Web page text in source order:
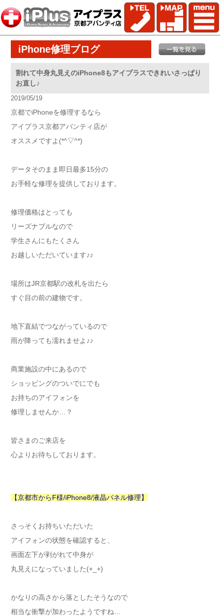
iPhone修理ブログ
割れて中身丸見えのiPhone8もアイプラスできれいさっぱり
お直し♪
2019/05/19
京都でiPhoneを修理するなら
アイプラス京都アバンティ店が
オススメですよ(*^▽^*)
データそのまま即日最多15分の
お手軽な修理を提供しております。
修理価格はとっても
リーズナブルなので
学生さんにもたくさん
お越しいただいています♪♪
場所はJR京都駅の改札を出たら
すぐ目の前の建物です。
地下直結でつながっているので
雨が降っても濡れませよ♪♪
商業施設の中にあるので
ショッピングのついでにでも
お持ちのアイフォンを
修理しませんか…？
皆さまのご来店を
心よりお待ちしております。
【京都市からF様/iPhone8/液晶パネル修理】
さっそくお持ちいただいた
アイフォンの状態を確認すると、
画面左下が剥がれて中身が
丸見えになっていました(+_+)
かなりの高さから落としたそうなので
相当な衝撃が加わったようですね…